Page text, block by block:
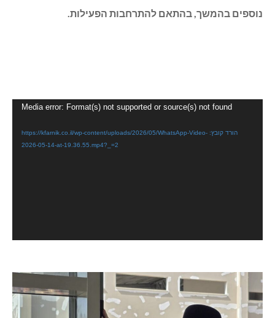
נוספים בהמשך, בהתאם להתרחבות הפעילות.
Media error: Format(s) not supported or source(s) not found
הורד קובץ: https://kfarnik.co.il/wp-content/uploads/2026/05/WhatsApp-Video-
2026-05-14-at-19.36.55.mp4?_=2